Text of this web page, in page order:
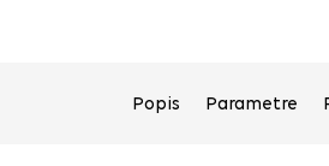
Popis Parametre